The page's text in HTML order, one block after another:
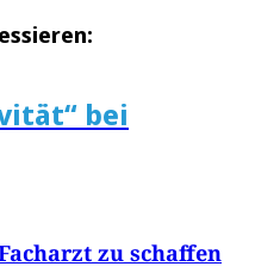
bei
zu schaffen